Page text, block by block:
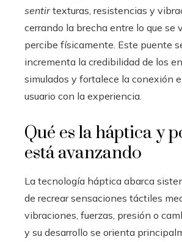
sentirtexturas, resistencias y
cerrando la brecha entre lo que se
percibe físicamente. Este puente
incrementa la credibilidad de los
simulados y fortalece la conexión
usuario con la experiencia.
Qué es la háptica y
está avanzando
La tecnología háptica abarca
de recrear sensaciones táctiles
vibraciones, fuerzas, presión o
y su desarrollo se orienta